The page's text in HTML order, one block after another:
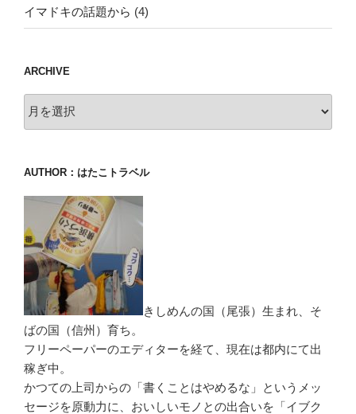
イマドキの話題から (4)
ARCHIVE
archive
AUTHOR：はたこトラベル
きしめんの国（尾張）生まれ、そ
ばの国（信州）育ち。
フリーペーパーのエディターを経て、現在は都内にて出
稼ぎ中。
かつての上司からの「書くことはやめるな」というメッ
セージを原動力に、おいしいモノとの出合いを「イブク